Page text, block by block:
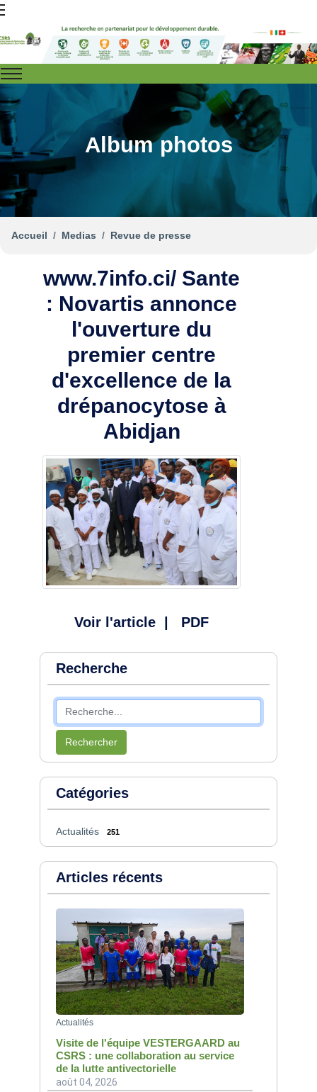
Album photos
Accueil Medias Revue de presse
www.7info.ci/ Sante
: Novartis annonce
l'ouverture du
premier centre
d'excellence de la
drépanocytose à
Abidjan
Voir l'article PDF
Recherche
Rechercher
Catégories
Actualités 251
Articles récents
Actualités
Visite de l'équipe VESTERGAARD au
CSRS : une collaboration au service
de la lutte antivectorielle
août 04, 2026